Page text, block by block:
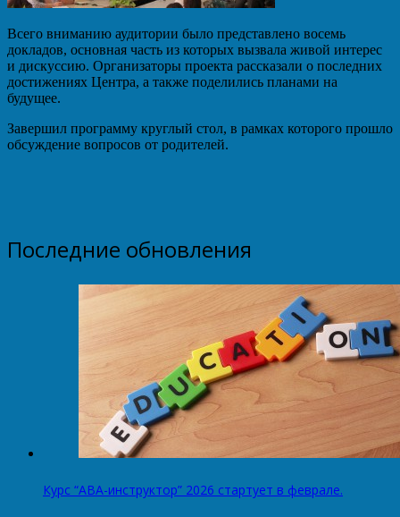
Всего вниманию аудитории было представлено восемь
докладов, основная часть из которых вызвала живой интерес
и дискуссию. Организаторы проекта рассказали о последних
достижениях Центра, а также поделились планами на
будущее.
Завершил программу круглый стол, в рамках которого прошло
обсуждение вопросов от родителей.
Последние обновления
Курс “АВА-инструктор” 2026 стартует в феврале.